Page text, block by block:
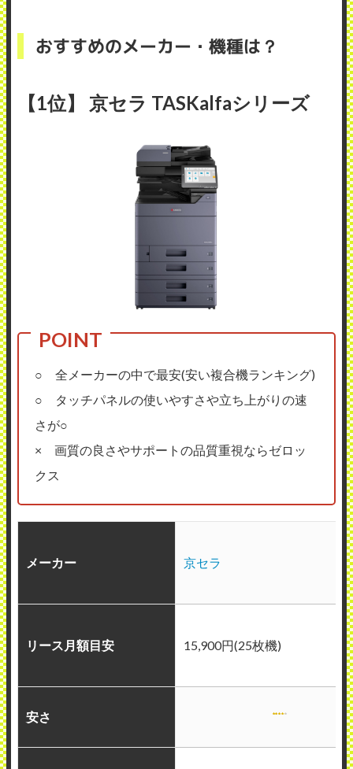
おすすめのメーカー・機種は？
【1位】 京セラ TASKalfaシリーズ
○ 全メーカーの中で最安(安い複合機ランキング)
○ タッチパネルの使いやすさや立ち上がりの速
さが○
× 画質の良さやサポートの品質重視ならゼロッ
クス
メーカー 京セラ
リース月額目安 15,900円(25枚機)
安さ